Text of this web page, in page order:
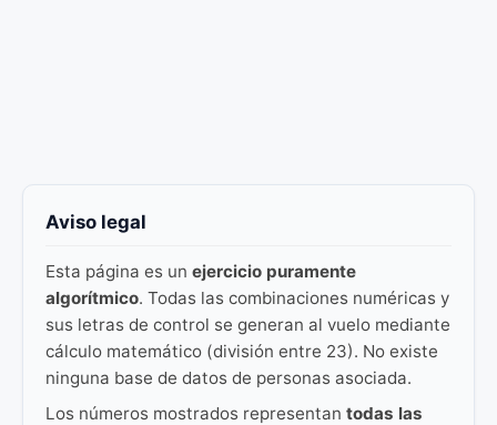
Aviso legal
Esta página es un ejercicio puramente
algorítmico. Todas las combinaciones numéricas y
sus letras de control se generan al vuelo mediante
cálculo matemático (división entre 23). No existe
ninguna base de datos de personas asociada.
Los números mostrados representan todas las